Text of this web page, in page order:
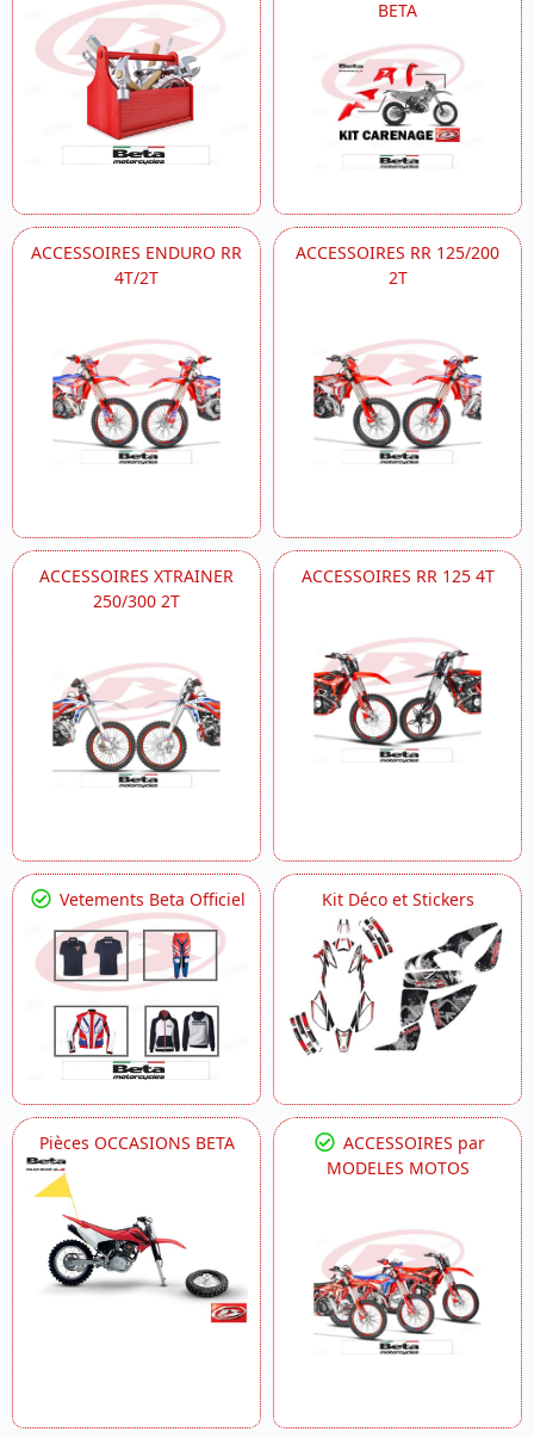
BETA
ACCESSOIRES ENDURO RR
4T/2T
ACCESSOIRES RR 125/200
2T
ACCESSOIRES XTRAINER
250/300 2T
ACCESSOIRES RR 125 4T
Vetements Beta Officiel Kit Déco et Stickers
Pièces OCCASIONS BETA
ACCESSOIRES par
MODELES MOTOS